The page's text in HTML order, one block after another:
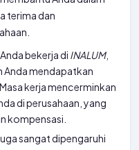
terima dan
bekerja di INALUM,
Anda mendapatkan
kerja mencerminkan
di perusahaan, yang
kompensasi.
sangat dipengaruhi